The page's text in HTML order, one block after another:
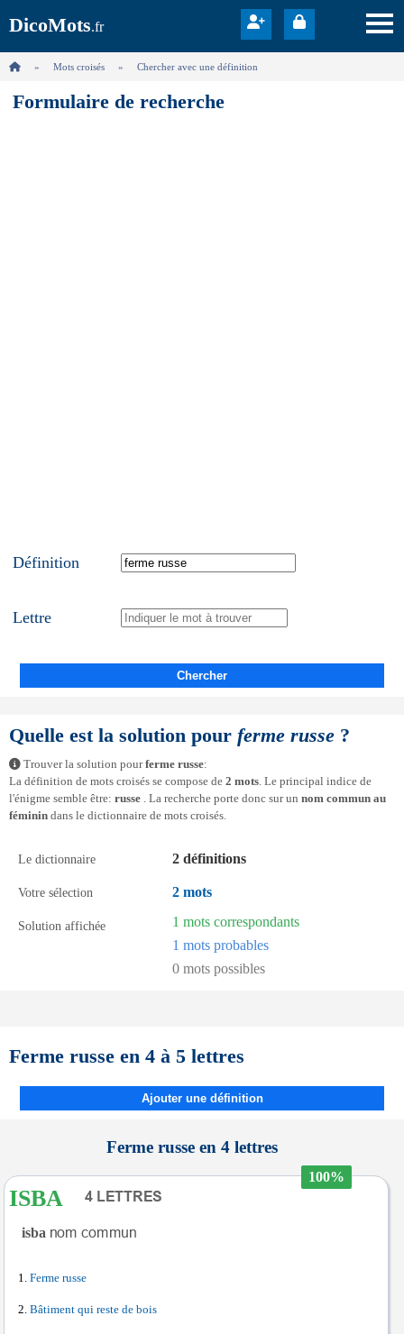
DicoMots.fr
Mots croisés Chercher avec une définition
Formulaire de recherche
Définition
Lettre
Chercher
Quelle est la solution pour ferme russe ?
Trouver la solution pourferme russe:
La définition de mots croisés se compose de 2 mots. Le principal indice de
l'énigme semble être: russe . La recherche porte donc sur un nom commun au
féminin dans le dictionnaire de mots croisés.
Le dictionnaire 2 définitions
Votre sélection 2 mots
Solution affichée
1 mots correspondants
1 mots probables
0 mots possibles
Ferme russe en 4 à 5 lettres
Ajouter une définition
Ferme russe en 4 lettres
100%
ISBA
isba
Ferme russe
Bâtiment qui reste de bois